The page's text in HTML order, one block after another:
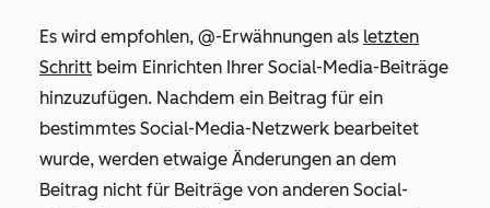
Es wird empfohlen, @-Erwähnungen als letzten
Schritt beim Einrichten Ihrer Social-Media-Beiträge
hinzuzufügen. Nachdem ein Beitrag für ein
bestimmtes Social-Media-Netzwerk bearbeitet
wurde, werden etwaige Änderungen an dem
Beitrag nicht für Beiträge von anderen Social-